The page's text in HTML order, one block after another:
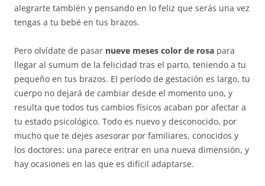
alegrarte también y pensando en lo feliz que serás una vez
tengas a tu bebé en tus brazos.
Pero olvídate de pasar nueve meses color de rosa para
llegar al sumum de la felicidad tras el parto, teniendo a tu
pequeño en tus brazos. El período de gestación es largo, tu
cuerpo no dejará de cambiar desde el momento uno, y
resulta que todos tus cambios físicos acaban por afectar a
tu estado psicológico. Todo es nuevo y desconocido, por
mucho que te dejes asesorar por familiares, conocidos y
los doctores: una parece entrar en una nueva dimensión, y
hay ocasiones en las que es difícil adaptarse.